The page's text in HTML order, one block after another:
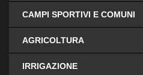
CAMPI SPORTIVI E COMUNI
AGRICOLTURA
IRRIGAZIONE